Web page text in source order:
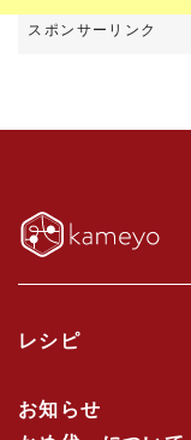
レシピ
お知らせ